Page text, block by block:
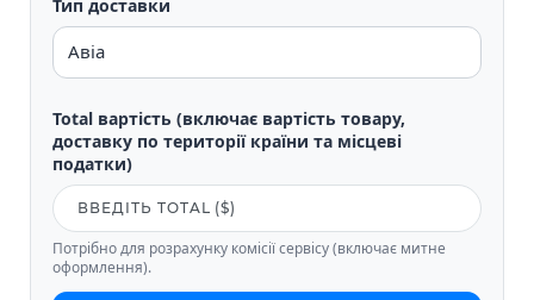
Тип доставки
Total вартість (включає вартість товару,
доставку по території країни та місцеві
податки)
Потрібно для розрахунку комісії сервісу (включає митне
оформлення).